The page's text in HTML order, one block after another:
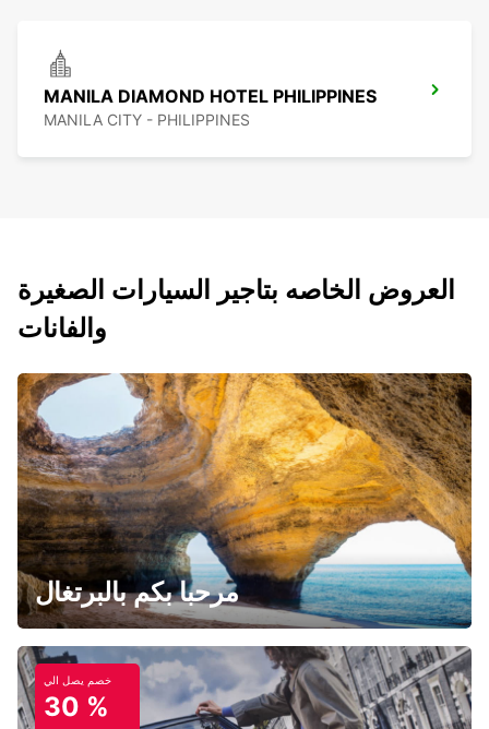
MANILA DIAMOND HOTEL PHILIPPINES
MANILA CITY - PHILIPPINES
العروض الخاصه بتاجير السيارات الصغيرة
والفانات
مرحبا بكم بالبرتغال
خصم يصل الي
30 %